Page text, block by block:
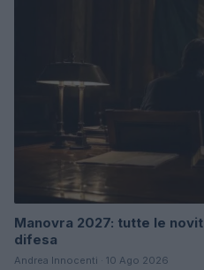
Manovra 2027: tutte le
difesa
Andrea Innocenti · 10 Ago 2026